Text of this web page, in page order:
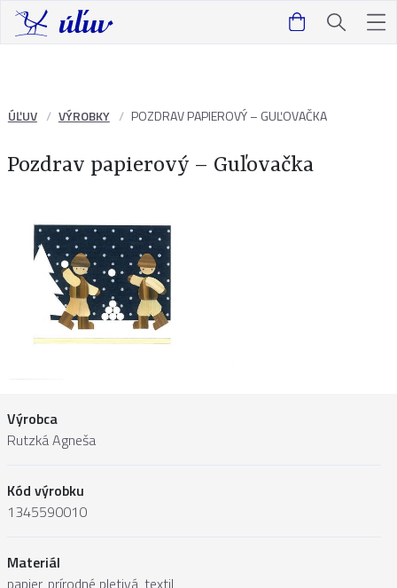
ÚĽUV VÝROBKY POZDRAV PAPIEROVÝ – GUĽOVAČKA
Pozdrav papierový – Guľovačka
Výrobca
Rutzká Agneša
Kód výrobku
1345590010
Materiál
papier, prírodné pletivá, textil